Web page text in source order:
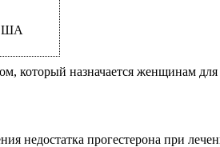
который назначается женщинам
недостатка прогестерона при